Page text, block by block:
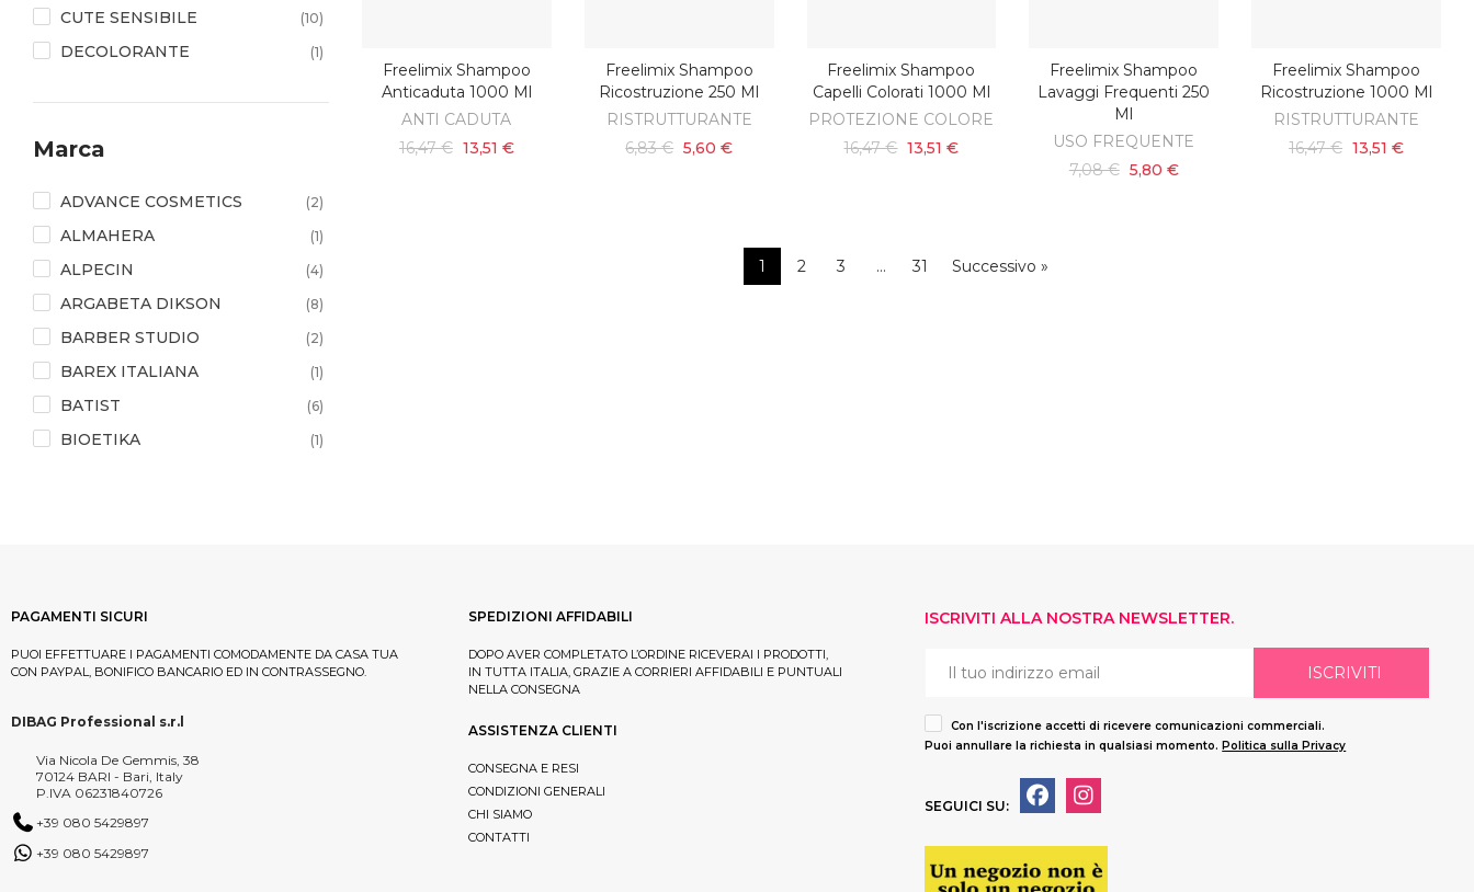
AGGIUNGI AL CARRELLO
Freelimix Shampoo
Anticaduta 1000 Ml
ANTI CADUTA
16,47 € 13,51 €
AGGIUNGI AL CARRELLO
Freelimix Shampoo
Ricostruzione 250 Ml
RISTRUTTURANTE
6,83 € 5,60 €
SCOPRI
Freelimix Shampoo
Capelli Colorati 1000 Ml
PROTEZIONE COLORE
16,47 € 13,51 €
AGGIUNGI AL CARRELLO
Freelimix Shampoo
Lavaggi Frequenti 250
Ml
USO FREQUENTE
7,08 € 5,80 €
AGGIUNGI AL CARRELLO
Freelimix Shampoo
Ricostruzione 1000 Ml
RISTRUTTURANTE
16,47 € 13,51 €
1 2 3 … 31 Successivo »
CUTE SENSIBILE (10)
DECOLORANTE (1)
LENITIVO
COLORE
(6)
PROTEZIONE COLORE (23)
PROTEZIONE SOLARE UV (3)
RICOSTRUZIONE CAPELLI (18)
RIFLESSANTE COLORE (1)
RISTRUTTURANTE (33)
SCRUB & ESFOLIANTI (2)
Marca
ADVANCE COSMETICS (2)
ALMAHERA (1)
ALPECIN (4)
ARGABETA DIKSON (8)
BARBER STUDIO (2)
BAREX ITALIANA (1)
BATIST (6)
BIOETIKA (1)
EDELSTEIN (2)
HELEN SEWARD
IMMORTAL NYC
PAGAMENTI SICURI
PUOI EFFETTUARE I PAGAMENTI COMODAMENTE DA CASA TUA
CON PAYPAL, BONIFICO BANCARIO ED IN CONTRASSEGNO.
DIBAG Professional s.r.l
Via Nicola De Gemmis, 38
70124 BARI - Bari, Italy
P.IVA 06231840726
+39 080 5429897
+39 080 5429897
SPEDIZIONI AFFIDABILI
DOPO AVER COMPLETATO L’ORDINE RICEVERAI I PRODOTTI,
IN TUTTA ITALIA, GRAZIE A CORRIERI AFFIDABILI E PUNTUALI
NELLA CONSEGNA
ASSISTENZA CLIENTI
CONSEGNA E RESI
CONDIZIONI GENERALI
CHI SIAMO
CONTATTI
ISCRIVITI ALLA NOSTRA NEWSLETTER.
ISCRIVITI
Con l'iscrizione accetti di ricevere comunicazioni commerciali.
Puoi annullare la richiesta in qualsiasi momento.Politica sulla Privacy
SEGUICI SU: